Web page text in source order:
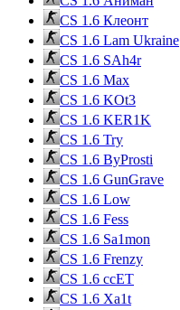
CS 1.6 Клеонт
CS 1.6 Lam Ukraine
CS 1.6 SAh4r
CS 1.6 Max
CS 1.6 KOt3
CS 1.6 KER1K
CS 1.6 Try
CS 1.6 ByProsti
CS 1.6 GunGrave
CS 1.6 Low
CS 1.6 Fess
CS 1.6 Sa1mon
CS 1.6 Frenzy
CS 1.6 ccET
CS 1.6 Xa1t